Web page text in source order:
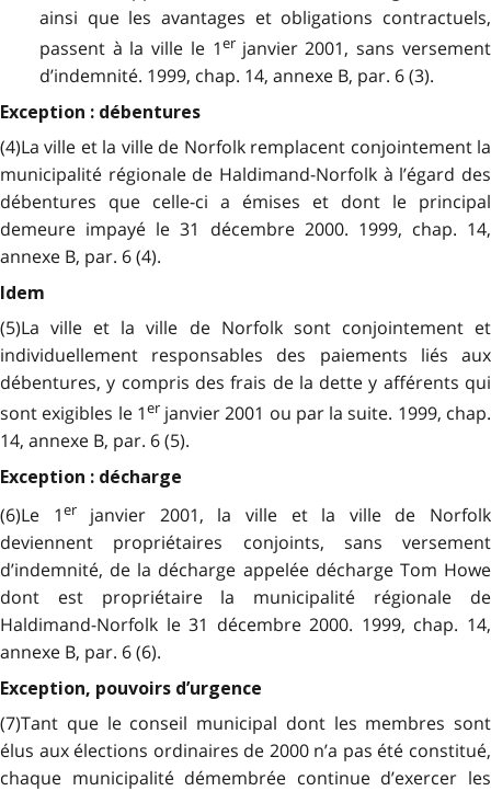
ainsi que les avantages et obligations contractuels,
passent à la ville le 1er janvier 2001, sans versement
d’indemnité. 1999, chap. 14, annexe B, par. 6 (3).
Exception : débentures
(4)La ville et la ville de Norfolk remplacent conjointement la
municipalité régionale de Haldimand-Norfolk à l’égard des
débentures que celle-ci a émises et dont le principal
demeure impayé le 31 décembre 2000. 1999, chap. 14,
annexe B, par. 6 (4).
Idem
(5)La ville et la ville de Norfolk sont conjointement et
individuellement responsables des paiements liés aux
débentures, y compris des frais de la dette y afférents qui
sont exigibles le 1erjanvier 2001 ou par la suite. 1999, chap.
14, annexe B, par. 6 (5).
Exception : décharge
(6)Le 1erjanvier 2001, la ville et la ville de Norfolk
deviennent propriétaires conjoints, sans versement
d’indemnité, de la décharge appelée décharge Tom Howe
dont est propriétaire la municipalité régionale de
Haldimand-Norfolk le 31 décembre 2000. 1999, chap. 14,
annexe B, par. 6 (6).
Exception, pouvoirs d’urgence
(7)Tant que le conseil municipal dont les membres sont
élus aux élections ordinaires de 2000 n’a pas été constitué,
chaque municipalité démembrée continue d’exercer les